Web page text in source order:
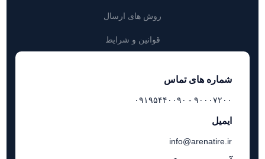
روش های ارسال
قوانین و شرایط
شماره های تماس
۹۰۰۰۷۲۰۰ - ۰۹۱۹۵۴۴۰۰۹۰
ایمیل
info@arenatire.ir